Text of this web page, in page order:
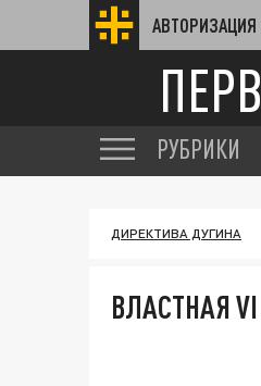
АВТОРИЗАЦИЯ
РУБРИКИ
ДИРЕКТИВА ДУГИНА
ВЛАСТНАЯ